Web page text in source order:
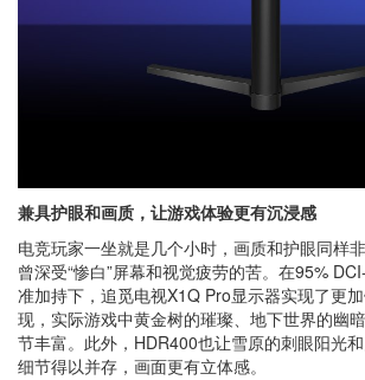
兼具护眼和画质，让游戏体验更有沉浸感
电竞玩家一坐就是几个小时，画质和护眼同样
曾深受“惨白”屏幕和视觉疲劳的苦。在95%
准加持下，追觅电视X1Q Pro显示器实现了更
现，实际游戏中黄金树的璀璨、地下世界的幽
节丰富。此外，HDR400也让雪原的刺眼阳光
细节得以并存，画面更有立体感。